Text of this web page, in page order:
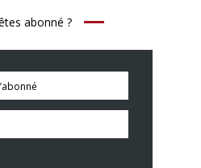
abonné ?